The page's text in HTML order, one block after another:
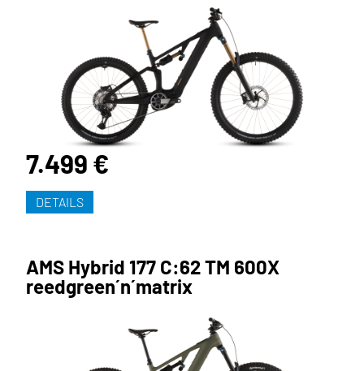
7.499 €
DETAILS
AMS Hybrid 177 C:62 TM 600X
reedgreen´n´matrix